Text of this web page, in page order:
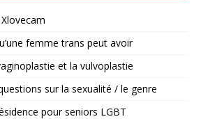
femme trans peut avoir
et la vulvoplastie
sur la sexualité / le genre
pour seniors LGBT